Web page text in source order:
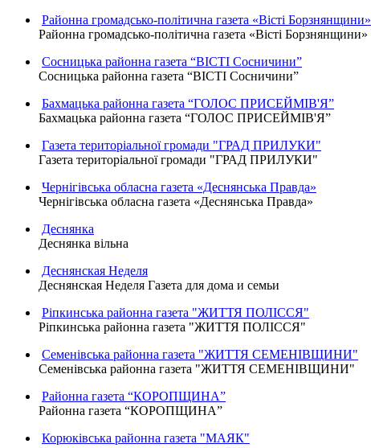
Районна громадсько-політична газета «Вісті Борзнянщини»
Районна громадсько-політична газета «Вісті Борзнянщини»
Сосницька районна газета “ВІСТІ Сосничини”
Сосницька районна газета “ВІСТІ Сосничини”
Бахмацька районна газета “ГОЛОС ПРИСЕЙМІВ'Я”
Бахмацька районна газета “ГОЛОС ПРИСЕЙМІВ'Я”
Газета територіальної громади "ГРАД ПРИЛУКИ"
Газета територіальної громади "ГРАД ПРИЛУКИ"
Чернігівська обласна газета «Деснянська Правда»
Чернігівська обласна газета «Деснянська Правда»
Деснянка
Деснянка вільна
Деснянская Неделя
Деснянская Неделя Газета для дома и семьи
Ріпкинська районна газета "ЖИТТЯ ПОЛІССЯ"
Ріпкинська районна газета "ЖИТТЯ ПОЛІССЯ"
Семенівська районна газета "ЖИТТЯ СЕМЕНІВЩИНИ"
Семенівська районна газета "ЖИТТЯ СЕМЕНІВЩИНИ"
Районна газета “КОРОПЩИНА”
Районна газета “КОРОПЩИНА”
Корюківська районна газета "МАЯК"